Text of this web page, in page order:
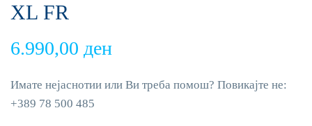
XL FR
6.990,00 ден
Имате нејаснотии или Ви треба помош? Повикајте не:
+389 78 500 485